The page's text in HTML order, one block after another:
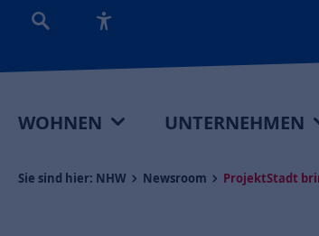
WOHNEN UNTERNEHMEN
Sie sind hier: NHW Newsroom ProjektStadt